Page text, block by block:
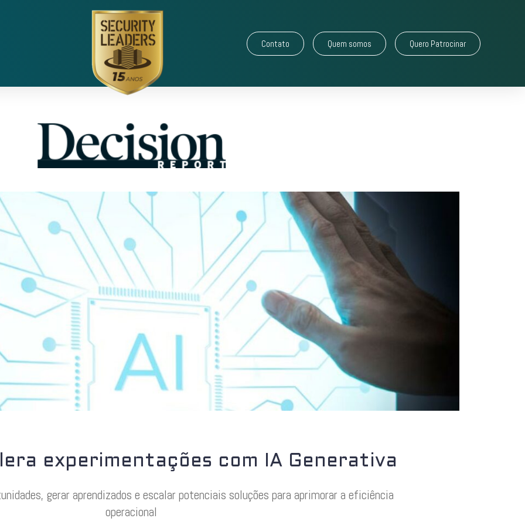
Contato Quem somos Quero Patrocinar
experimentações com IA Generativa
gerar aprendizados e escalar potenciais soluções para aprimorar a eficiência
operacional